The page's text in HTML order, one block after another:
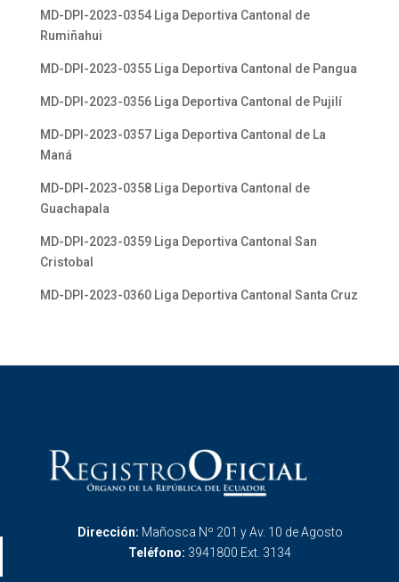
MD-DPI-2023-0354 Liga Deportiva Cantonal de
Rumiñahui
MD-DPI-2023-0355 Liga Deportiva Cantonal de Pangua
MD-DPI-2023-0356 Liga Deportiva Cantonal de Pujilí
MD-DPI-2023-0357 Liga Deportiva Cantonal de La
Maná
MD-DPI-2023-0358 Liga Deportiva Cantonal de
Guachapala
MD-DPI-2023-0359 Liga Deportiva Cantonal San
Cristobal
MD-DPI-2023-0360 Liga Deportiva Cantonal Santa Cruz
Dirección: Mañosca Nº 201 y Av. 10 de Agosto
Teléfono: 3941800 Ext. 3134